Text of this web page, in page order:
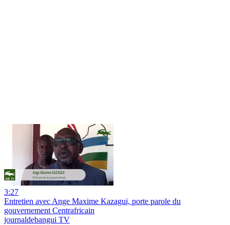
3:27
Entretien avec Ange Maxime Kazagui, porte parole du
gouvernement Centrafricain
journaldebangui TV